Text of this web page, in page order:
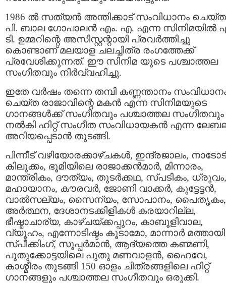
1986 ൽ സത്യന്‍ അന്തിക്കാട് സംവിധാനം ചെയ്ത
പി. ബാല ഗോപാലന്‍ എം. എ. എന്ന സിനിമയില്‍
ടി. ഉമ്മറിന്റെ അസിസ്റ്റന്റായി പ്രവർത്തിച്ചു
കൊണ്ടാണ് മലയാള ചലച്ചിത്ര രംഗത്തേക്ക്
പ്രവേശിക്കുന്നത്. ഈ സിനിമ യുടെ പശ്ചാത്തല
സംഗീതവും നിർവ്വഹിച്ചു.
ഇതേ വർഷം തന്നെ തമ്പി കണ്ണന്താനം
ചെയ്ത രാജാവിന്റെ മകൻ എന്ന സിനിമയുടെ
ഗാനങ്ങൾക്ക് സംഗീതവും പശ്ചാത്തല സംഗീതവും
നൽകി ഹിറ്റ് സംഗീത സംവിധായകൻ എന്ന
അറിയപ്പെടാൻ തുടങ്ങി.
പിന്നീട് വഴിയോരക്കാഴ്ചകൾ, ഇന്ദ്രജാലം,
കിലുക്കം, ഭൂമിയിലെ രാജാക്കൻമാർ, മിന്നാരം,
മാന്ത്രികം, ദൗത്യം, തുടർക്കഥ, സ്പടികം, ധ്രുവം,
മഹായാനം, കൗരവർ, ജോണി വാക്കർ, കുട്ടേട്ടന്‍,
വാല്‍സല്യം, സൈന്യം, സോപാനം, പൈതൃകം,
അർത്ഥന, ദേശാനടക്കിളികൾ കരയാറില്ല,
ഭീഷ്മാചാര്യ, കാഴ്ചയ്ക്കപ്പുറം, കാബൂളിവാല,
വ്യൂഹം, എന്നോടിഷ്ടം കൂടാമോ, മാന്നാര്‍ മത്തായി
സ്പീക്കിംഗ്, സൂപ്പർമാൻ, ആദ്യത്തെ കണ്മണി,
പുതുക്കോട്ടയിലെ പുതു മണവാളൻ, ഹൈവേ,
കാശ്മീരം തുടങ്ങി 150 ഓളം ചിത്രങ്ങളിലെ ഹിറ്റ്
ഗാനങ്ങളും പശ്ചാത്തല സംഗീതവും ഒരുക്കി.